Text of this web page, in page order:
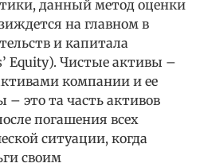
данный метод оценки
на главном в
и капитала
Equity). Чистые активы –
компании и ее
это та часть активов
погашения всех
ситуации, когда
своим